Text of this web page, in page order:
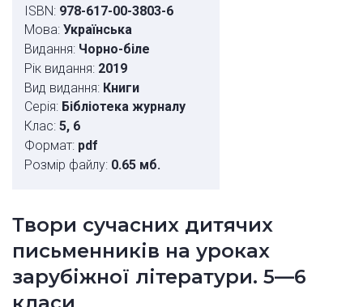
ISBN: 978-617-00-3803-6
Мова: Українська
Видання: Чорно-біле
Рік видання: 2019
Вид видання: Книги
Серія: Бібліотека журналу
Клас: 5, 6
Формат: pdf
Розмір файлу: 0.65 мб.
Твори сучасних дитячих
письменників на уроках
зарубіжної літератури. 5—6